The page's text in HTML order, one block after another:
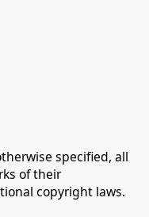
specified, all
of their
copyright laws.